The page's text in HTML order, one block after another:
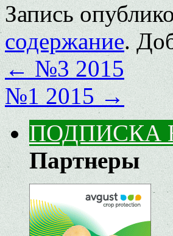
Запись
содержание.
←№3 2015
№1 2015→
ПОДПИСКА
Партнеры